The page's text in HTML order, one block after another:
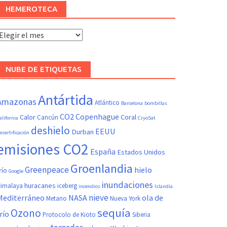
HEMEROTECA
Hemeroteca
NUBE DE ETIQUETAS
Antártida Atlántico Barcelona bombillas
Calor Cancún CO2Copenhague Coral CryoSat
deshielo Durban EEUU
CO2 España Estados Unidos
Google GreenpeaceGroenlandia hielo
huracanes iceberg incendios inundaciones Islandia
Metano NASA nieveNueva Yorkola de
Ozono Protocolo de Kioto sequía Siberia